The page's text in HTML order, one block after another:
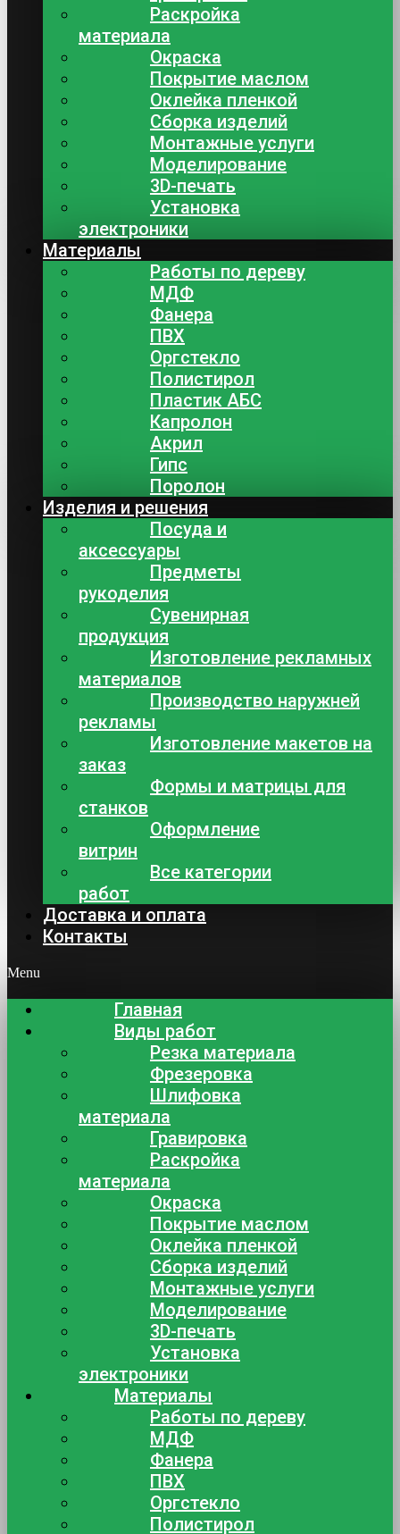
Раскройка
материала
Окраска
Покрытие маслом
Оклейка пленкой
Сборка изделий
Монтажные услуги
Моделирование
3D-печать
Установка
электроники
Материалы
Работы по дереву
МДФ
Фанера
ПВХ
Оргстекло
Полистирол
Пластик АБС
Капролон
Акрил
Гипс
Поролон
Изделия и решения
Посуда и
аксессуары
Предметы
рукоделия
Сувенирная
продукция
Изготовление рекламных
материалов
Производство наружней
рекламы
Изготовление макетов на
заказ
Формы и матрицы для
станков
Оформление
витрин
Все категории
работ
Доставка и оплата
Контакты
Menu
Главная
Виды работ
Резка материала
Фрезеровка
Шлифовка
материала
Гравировка
Раскройка
материала
Окраска
Покрытие маслом
Оклейка пленкой
Сборка изделий
Монтажные услуги
Моделирование
3D-печать
Установка
электроники
Материалы
Работы по дереву
МДФ
Фанера
ПВХ
Оргстекло
Полистирол